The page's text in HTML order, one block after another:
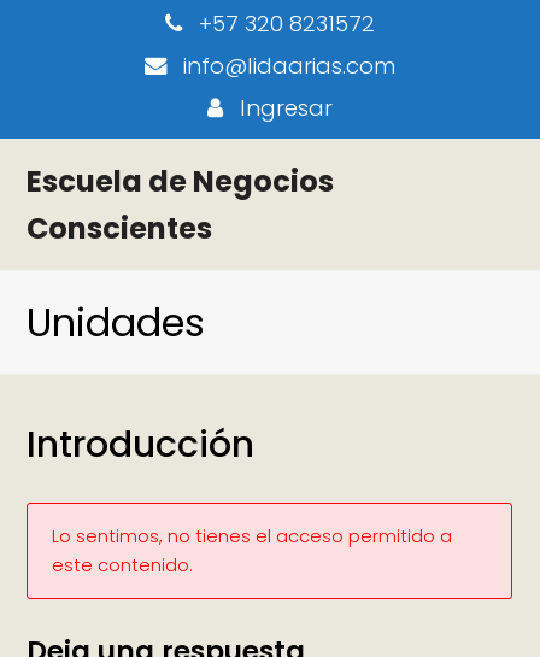
+57 320 8231572
info@lidaarias.com
Ingresar
Escuela de Negocios
Conscientes
Unidades
Introducción
Lo sentimos, no tienes el acceso permitido a
este contenido.